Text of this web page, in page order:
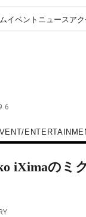
イベント ニュース ア
iXimaのミ